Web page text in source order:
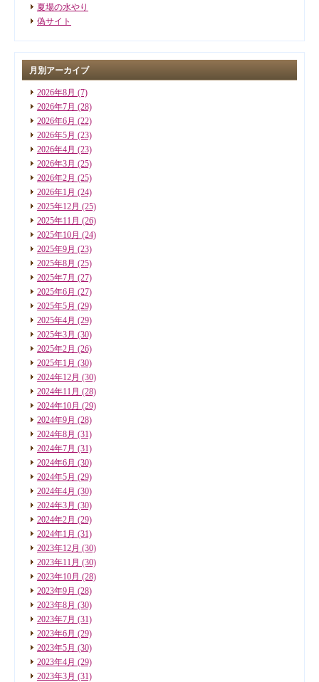
夏場の水やり
偽サイト
月別アーカイブ
2026年8月 (7)
2026年7月 (28)
2026年6月 (22)
2026年5月 (23)
2026年4月 (23)
2026年3月 (25)
2026年2月 (25)
2026年1月 (24)
2025年12月 (25)
2025年11月 (26)
2025年10月 (24)
2025年9月 (23)
2025年8月 (25)
2025年7月 (27)
2025年6月 (27)
2025年5月 (29)
2025年4月 (29)
2025年3月 (30)
2025年2月 (26)
2025年1月 (30)
2024年12月 (30)
2024年11月 (28)
2024年10月 (29)
2024年9月 (28)
2024年8月 (31)
2024年7月 (31)
2024年6月 (30)
2024年5月 (29)
2024年4月 (30)
2024年3月 (30)
2024年2月 (29)
2024年1月 (31)
2023年12月 (30)
2023年11月 (30)
2023年10月 (28)
2023年9月 (28)
2023年8月 (30)
2023年7月 (31)
2023年6月 (29)
2023年5月 (30)
2023年4月 (29)
2023年3月 (31)